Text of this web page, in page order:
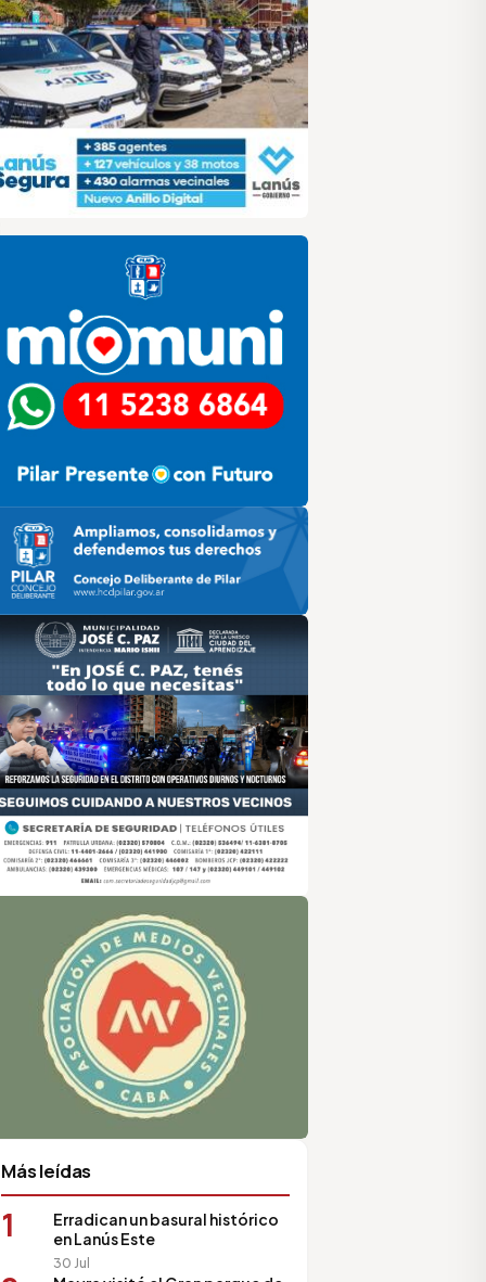
HCD
de Medios Vecinales
Más leídas
1
Erradican un basural histórico
en Lanús Este
30 Jul